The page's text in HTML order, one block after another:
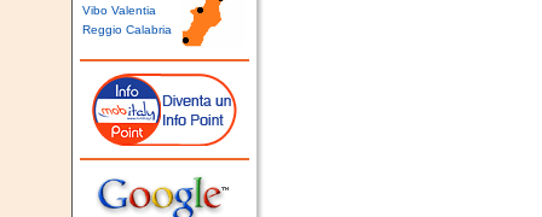
Vibo Valentia
Reggio Calabria